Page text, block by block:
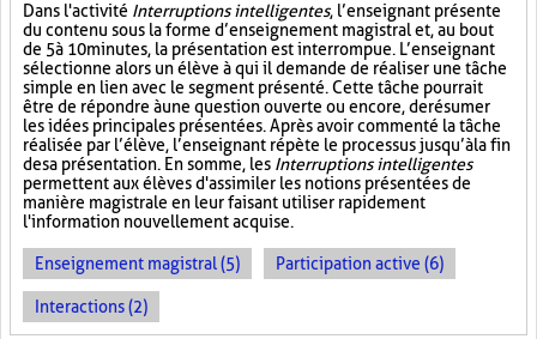
Dans l'activité Interruptions intelligentes, l’enseignant présente
du contenu sous la forme d’enseignement magistral et, au bout
de 5 à 10 minutes, la présentation est interrompue. L’enseignant
sélectionne alors un élève à qui il demande de réaliser une tâche
simple en lien avec le segment présenté. Cette tâche pourrait
être de répondre à une question ouverte ou encore, de résumer
les idées principales présentées. Après avoir commenté la tâche
réalisée par l’élève, l’enseignant répète le processus jusqu’à la fin
de sa présentation. En somme, les Interruptions intelligentes
permettent aux élèves d'assimiler les notions présentées de
manière magistrale en leur faisant utiliser rapidement
l'information nouvellement acquise.
Enseignement magistral (5) Participation active (6)
Interactions (2)